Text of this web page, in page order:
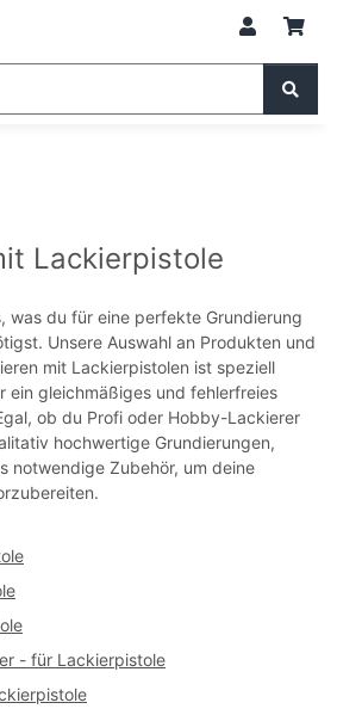
Lackierpistole
was du für eine perfekte Grundierung
Unsere Auswahl an Produkten und
mit Lackierpistolen ist speziell
ein gleichmäßiges und fehlerfreies
ob du Profi oder Hobby-Lackierer
hochwertige Grundierungen,
notwendige Zubehör, um deine
- für Lackierpistole